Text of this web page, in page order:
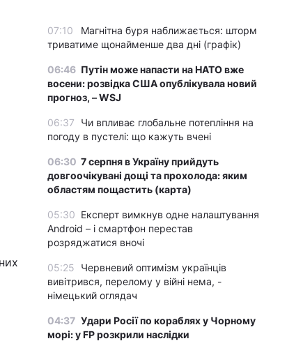
07:10
Магнітна буря наближається: шторм
триватиме щонайменше два дні (графік)
06:46 Путін може напасти на НАТО вже
восени: розвідка США опублікувала новий
прогноз, – WSJ
06:37
Чи впливає глобальне потепління на
погоду в пустелі: що кажуть вчені
06:30 7 серпня в Україну прийдуть
довгоочікувані дощі та прохолода: яким
областям пощастить (карта)
05:30 Експерт вимкнув одне налаштування
Android – і смартфон перестав
розряджатися вночі
05:25
Червневий оптимізм українців
вивітрився, перелому у війні нема, -
німецький оглядач
04:37 Удари Росії по кораблях у Чорному
морі: у FP розкрили наслідки